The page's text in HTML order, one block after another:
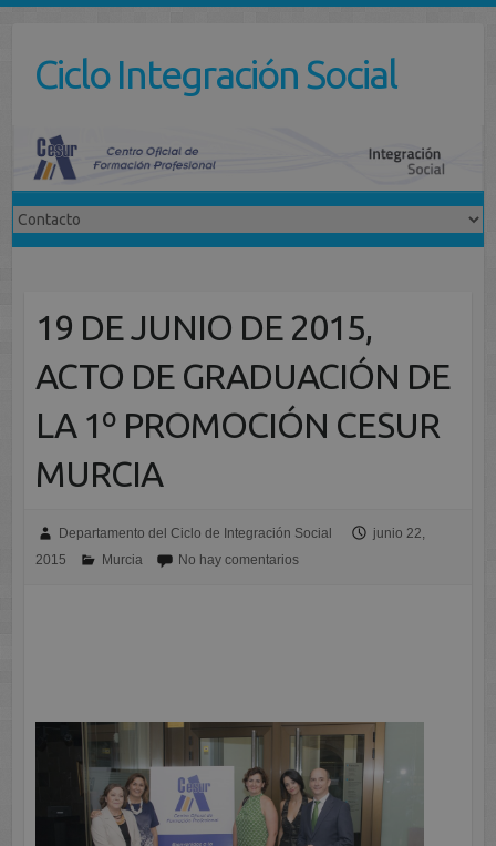
contenidoCiclo Integración Social
19 DE JUNIO DE 2015,
ACTO DE GRADUACIÓN DE
LA 1º PROMOCIÓN CESUR
MURCIA
Departamento del Ciclo de Integración Social
junio 22,
2015
Murcia No hay comentarios